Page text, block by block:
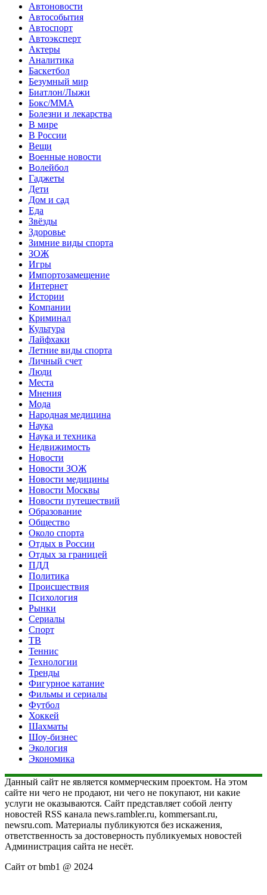
Автоновости
Автособытия
Автоспорт
Автоэксперт
Актеры
Аналитика
Баскетбол
Безумный мир
Биатлон/Лыжи
Бокс/MMA
Болезни и лекарства
В мире
В России
Вещи
Военные новости
Волейбол
Гаджеты
Дети
Дом и сад
Еда
Звёзды
Здоровье
Зимние виды спорта
ЗОЖ
Игры
Импортозамещение
Интернет
Истории
Компании
Криминал
Культура
Лайфхаки
Летние виды спорта
Личный счет
Люди
Места
Мнения
Мода
Народная медицина
Наука
Наука и техника
Недвижимость
Новости
Новости ЗОЖ
Новости медицины
Новости Москвы
Новости путешествий
Образование
Общество
Около спорта
Отдых в России
Отдых за границей
ПДД
Политика
Происшествия
Психология
Рынки
Сериалы
Спорт
ТВ
Теннис
Технологии
Тренды
Фигурное катание
Фильмы и сериалы
Футбол
Хоккей
Шахматы
Шоу-бизнес
Экология
Экономика
Данный сайт не является коммерческим проектом. На этом
сайте ни чего не продают, ни чего не покупают, ни какие
услуги не оказываются. Сайт представляет собой ленту
новостей RSS канала news.rambler.ru, kommersant.ru,
newsru.com. Материалы публикуются без искажения,
ответственность за достоверность публикуемых новостей
Администрация сайта не несёт.
Сайт от bmb1 @ 2024